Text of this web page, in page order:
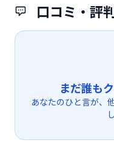
口コミ・評
まだ誰も
あなたのひと言が、